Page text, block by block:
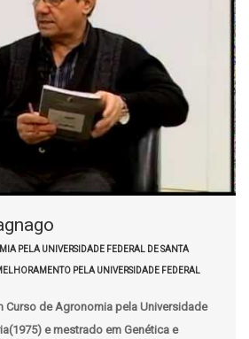
PELA UNIVERSIDADE FEDERAL DE SANTA
PELA UNIVERSIDADE FEDERAL
Curso de Agronomia pela Universidade
e mestrado em Genética e